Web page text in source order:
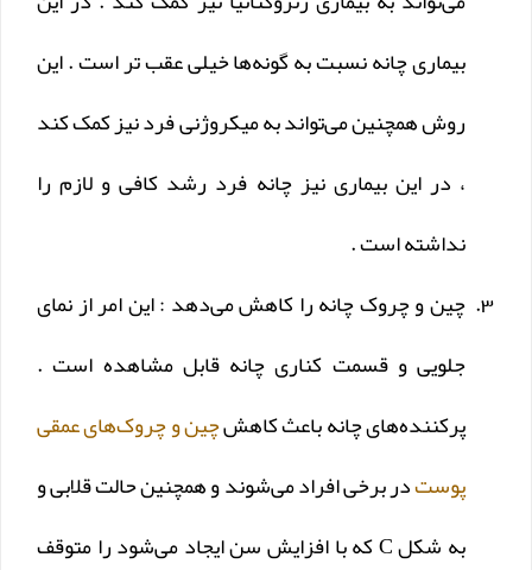
بیماری چانه نسبت به گونه‌ها خیلی عقب تر است . این
روش همچنین می‌تواند به میکروژنی فرد نیز کمک کند
، در این بیماری نیز چانه فرد رشد کافی و لازم را
نداشته است .
چین و چروک چانه را کاهش می‌دهد : این امر از نمای
جلویی و قسمت کناری چانه قابل مشاهده است .
پرکننده‌های چانه باعث کاهشچین و چروک‌های عمقی
پوستدر برخی افراد می‌شوند و همچنین حالت قلابی و
به شکل C که با افزایش سن ایجاد می‌شود را متوقف